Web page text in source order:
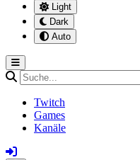
Light
Dark
Auto
Twitch
Games
Kanäle